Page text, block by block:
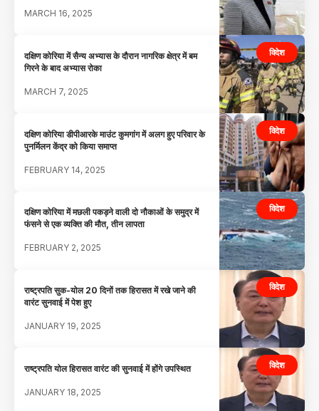
MARCH 16, 2025
विदेश
दक्षिण कोरिया में सैन्य अभ्यास के दौरान नागरिक क्षेत्र में बम
गिरने के बाद अभ्यास रोका
MARCH 7, 2025
विदेश
दक्षिण कोरिया डीपीआरके माउंट कुमगांग में अलग हुए परिवार के
पुनर्मिलन केंद्र को किया समाप्त
FEBRUARY 14, 2025
विदेश
दक्षिण कोरिया में मछली पकड़ने वाली दो नौकाओं के समुद्र में
फंसने से एक व्यक्ति की मौत, तीन लापता
FEBRUARY 2, 2025
विदेश
राष्ट्रपति सुक-योल 20 दिनों तक हिरासत में रखे जाने की
वारंट सुनवाई में पेश हुए
JANUARY 19, 2025
विदेश
राष्ट्रपति योल हिरासत वारंट की सुनवाई में होंगे उपस्थित
JANUARY 18, 2025